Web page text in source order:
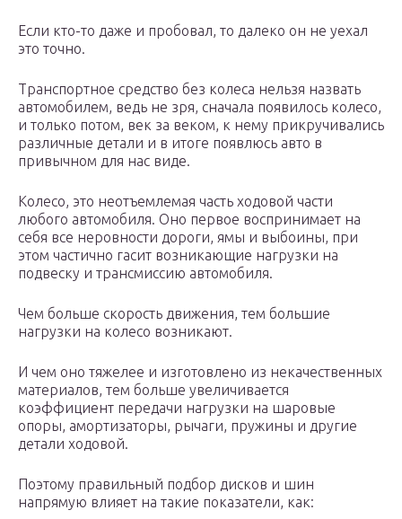
Если кто-то даже и пробовал, то далеко он не уехал
это точно.
Транспортное средство без колеса нельзя назвать
автомобилем, ведь не зря, сначала появилось колесо,
и только потом, век за веком, к нему прикручивались
различные детали и в итоге появлюсь авто в
привычном для нас виде.
Колесо, это неотъемлемая часть ходовой части
любого автомобиля. Оно первое воспринимает на
себя все неровности дороги, ямы и выбоины, при
этом частично гасит возникающие нагрузки на
подвеску и трансмиссию автомобиля.
Чем больше скорость движения, тем большие
нагрузки на колесо возникают.
И чем оно тяжелее и изготовлено из некачественных
материалов, тем больше увеличивается
коэффициент передачи нагрузки на шаровые
опоры, амортизаторы, рычаги, пружины и другие
детали ходовой.
Поэтому правильный подбор дисков и шин
напрямую влияет на такие показатели, как: